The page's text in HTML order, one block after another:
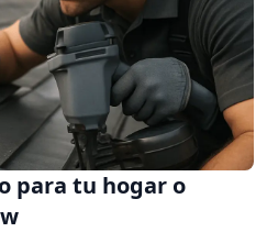
para tu hogar o